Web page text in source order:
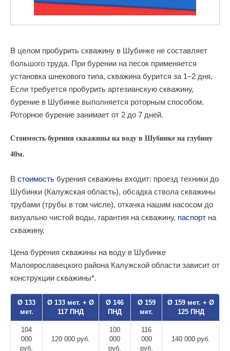
В целом пробурить скважину в Шубинке не составляет
большого труда. При бурении на песок применяется
установка шнекового типа, скважина бурится за 1–2 дня.
Если требуется пробурить артезианскую скважину,
бурение в Шубинке выполняется роторным способом.
Роторное бурение занимает от 2 до 7 дней.
Стоимость бурения скважины на воду в Шубинке на глубину
40м.
В стоимость бурения скважины входит: проезд техники до
Шубинки (Калужская область), обсадка ствола скважины
трубами (трубы в том числе), откачка нашим насосом до
визуально чистой воды, гарантия на скважину, паспорт на
скважину.
Цена бурения скважины на воду в Шубинке
Малоярославецкого района Калужской области зависит от
конструкции скважины*.
Ø 133
мет.
Ø 133 мет. + Ø
117 ПНД
Ø 146
ПНД
Ø 159
мет.
Ø 159 мет. + Ø
125 ПНД
104
000
руб.
120 000 руб.
100
000
руб.
116
000
руб.
140 000 руб.